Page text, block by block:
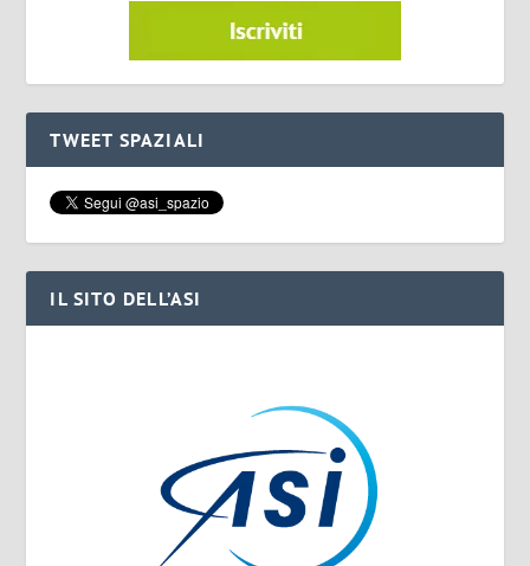
TWEET SPAZIALI
IL SITO DELL’ASI